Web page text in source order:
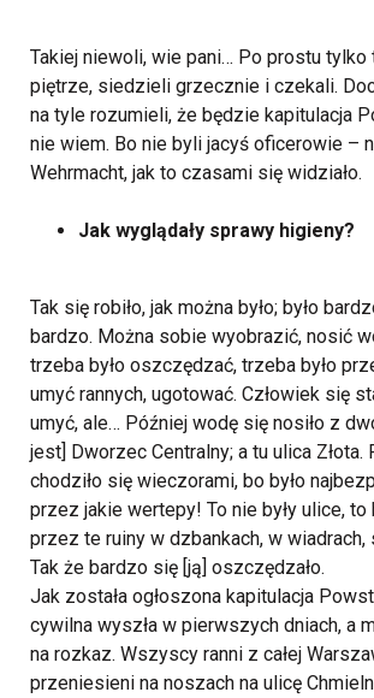
Takiej niewoli, wie pani… Po prostu tylko
piętrze, siedzieli grzecznie i czekali.
na tyle rozumieli, że będzie kapitulacja
nie wiem. Bo nie byli jacyś oficerowie –
Wehrmacht, jak to czasami się widziało.
Jak wyglądały sprawy higieny?
Tak się robiło, jak można było; było
bardzo. Można sobie wyobrazić, nosić
trzeba było oszczędzać, trzeba było
umyć rannych, ugotować. Człowiek się
umyć, ale… Później wodę się nosiło z
jest] Dworzec Centralny; a tu ulica Złota.
chodziło się wieczorami, bo było
przez jakie wertepy! To nie były ulice, to
przez te ruiny w dzbankach, w wiadrach,
Tak że bardzo się [ją] oszczędzało.
Jak została ogłoszona kapitulacja
cywilna wyszła w pierwszych dniach, a
na rozkaz. Wszyscy ranni z całej
przeniesieni na noszach na ulicę